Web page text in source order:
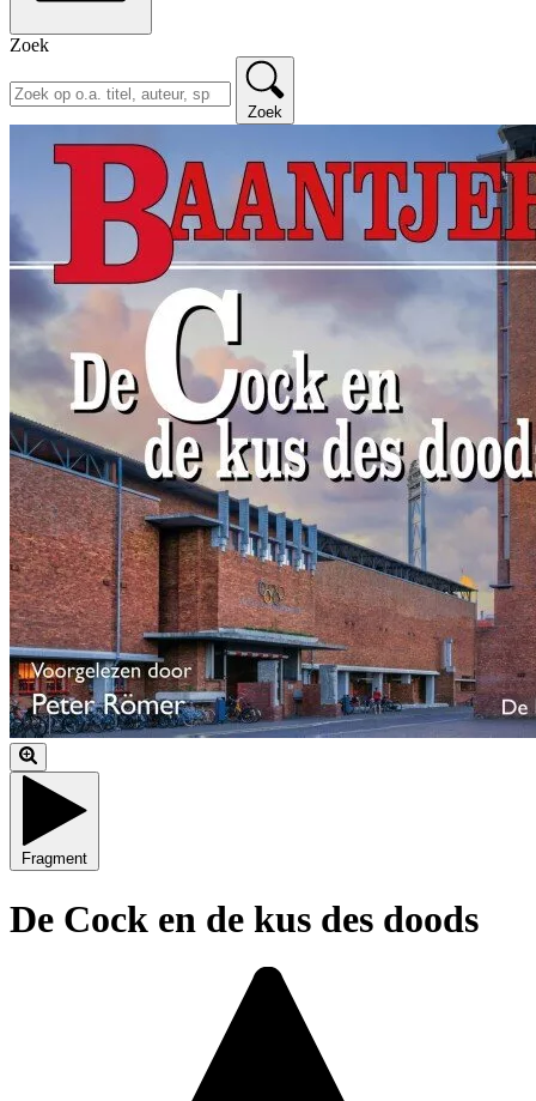
Zoek
Zoek
Fragment
De Cock en de kus des doods